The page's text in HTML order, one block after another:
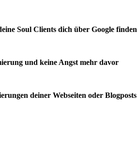
Soul Clients dich über Google finden
und keine Angst mehr davor
deiner Webseiten oder Blogposts